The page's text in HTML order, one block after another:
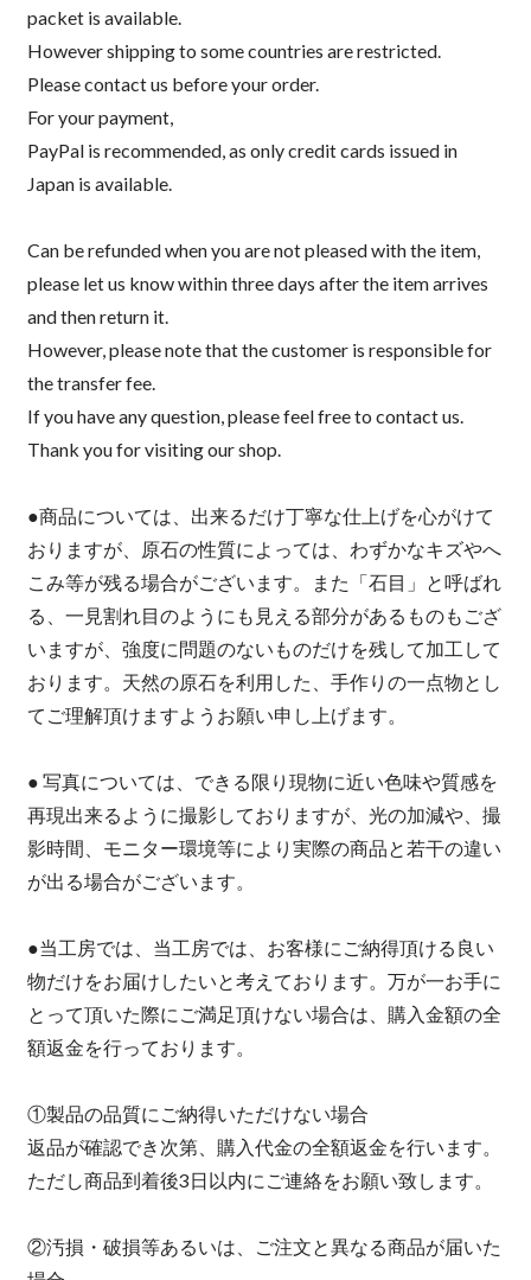
packet is available.
However shipping to some countries are restricted.
Please contact us before your order.
For your payment,
PayPal is recommended, as only credit cards issued in
Japan is available.
Can be refunded when you are not pleased with the item,
please let us know within three days after the item arrives
and then return it.
However, please note that the customer is responsible for
the transfer fee.
If you have any question, please feel free to contact us.
Thank you for visiting our shop.
●商品については、出来るだけ丁寧な仕上げを心がけて
おりますが、原石の性質によっては、わずかなキズやへ
こみ等が残る場合がございます。また「石目」と呼ばれ
る、一見割れ目のようにも見える部分があるものもござ
いますが、強度に問題のないものだけを残して加工して
おります。天然の原石を利用した、手作りの一点物とし
てご理解頂けますようお願い申し上げます。
● 写真については、できる限り現物に近い色味や質感を
再現出来るように撮影しておりますが、光の加減や、撮
影時間、モニター環境等により実際の商品と若干の違い
が出る場合がございます。
●当工房では、当工房では、お客様にご納得頂ける良い
物だけをお届けしたいと考えております。万が一お手に
とって頂いた際にご満足頂けない場合は、購入金額の全
額返金を行っております。
①製品の品質にご納得いただけない場合
返品が確認でき次第、購入代金の全額返金を行います。
ただし商品到着後3日以内にご連絡をお願い致します。
②汚損・破損等あるいは、ご注文と異なる商品が届いた